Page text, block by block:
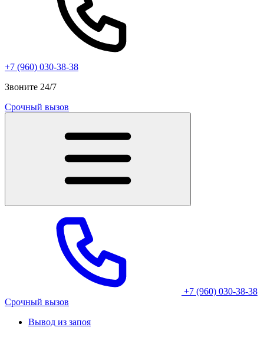
+7 (960) 030-38-38
Звоните 24/7
Срочный вызов
+7 (960) 030-38-38
Срочный вызов
Вывод из запоя